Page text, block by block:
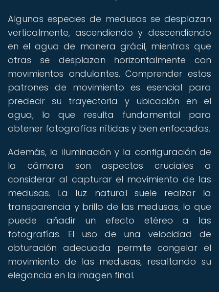
Algunas especies de medusas se desplazan
verticalmente, ascendiendo y descendiendo
en el agua de manera grácil, mientras que
otras se desplazan horizontalmente con
movimientos ondulantes. Comprender estos
patrones de movimiento es esencial para
predecir su trayectoria y ubicación en el
agua, lo que resulta fundamental para
obtener fotografías nítidas y bien enfocadas.
Además, la iluminación y la configuración de
la cámara son aspectos cruciales a
considerar al capturar el movimiento de las
medusas. La luz natural suele realzar la
transparencia y brillo de las medusas, lo que
puede añadir un efecto etéreo a las
fotografías. El uso de una velocidad de
obturación adecuada permite congelar el
movimiento de las medusas, resaltando su
elegancia en la imagen final.